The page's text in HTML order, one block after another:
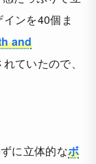
ンを40個ま
and
ていたので、
に立体的なボ